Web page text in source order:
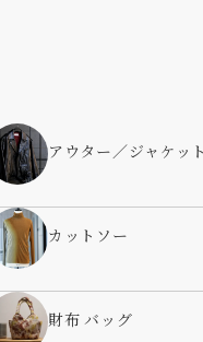
アウター／ジャケット
カットソー
財布 バッグ